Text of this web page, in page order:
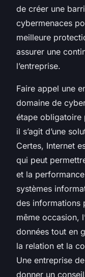
de créer une
cybermenaces
meilleure
assurer une
l’entreprise.
Faire appel une
domaine de
étape obligatoire
il s’agit d’une
Certes, Internet
qui peut
et la
systèmes
des informations
même occasion,
données tout en
la relation et la
Une entreprise
donner un